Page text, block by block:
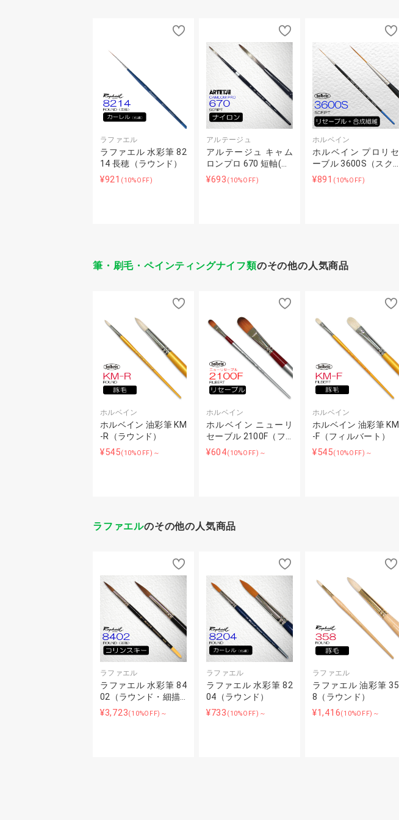
ラファエル
ラファエル 水彩筆 82
14 長穂（ラウンド）
¥921 (10%OFF)
アルテージュ
アルテージュ キャム
ロンプロ 670 短軸(…
¥693 (10%OFF)
ホルベイン
ホルベイン プロリセ
ーブル 3600S（スク…
¥891 (10%OFF)
筆・刷毛・ペインティングナイフ類のその他の人気商品
ホルベイン
ホルベイン 油彩筆 KM
-R（ラウンド）
¥545(10%OFF)～
ホルベイン
ホルベイン ニューリ
セーブル 2100F（フ…
¥604(10%OFF)～
ホルベイン
ホルベイン 油彩筆 KM
-F（フィルバート）
¥545(10%OFF)～
ラファエルのその他の人気商品
ラファエル
ラファエル 水彩筆 84
02（ラウンド・細描…
¥3,723(10%OFF)～
ラファエル
ラファエル 水彩筆 82
04（ラウンド）
¥733 (10%OFF)～
ラファエル
ラファエル 油彩筆 35
8（ラウンド）
¥1,416(10%OFF)～